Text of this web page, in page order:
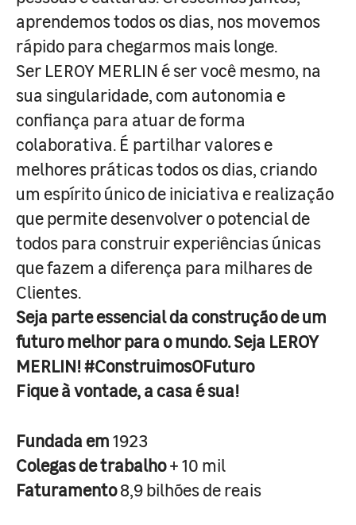
aprendemos todos os dias, nos movemos
rápido para chegarmos mais longe.
Ser LEROY MERLIN é ser você mesmo, na
sua singularidade, com autonomia e
confiança para atuar de forma
colaborativa. É partilhar valores e
melhores práticas todos os dias, criando
um espírito único de iniciativa e realização
que permite desenvolver o potencial de
todos para construir experiências únicas
que fazem a diferença para milhares de
Clientes.
Seja parte essencial da construção de um
futuro melhor para o mundo. Seja LEROY
MERLIN! #ConstruimosOFuturo
Fique à vontade, a casa é sua!
Fundada em1923
Colegas de trabalho+ 10 mil
Faturamento8,9 bilhões de reais